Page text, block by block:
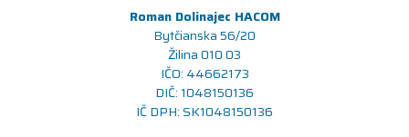
Roman Dolinajec HACOM
Bytčianska 56/20
Žilina 010 03
IČO: 44662173
DIČ: 1048150136
IČ DPH: SK1048150136